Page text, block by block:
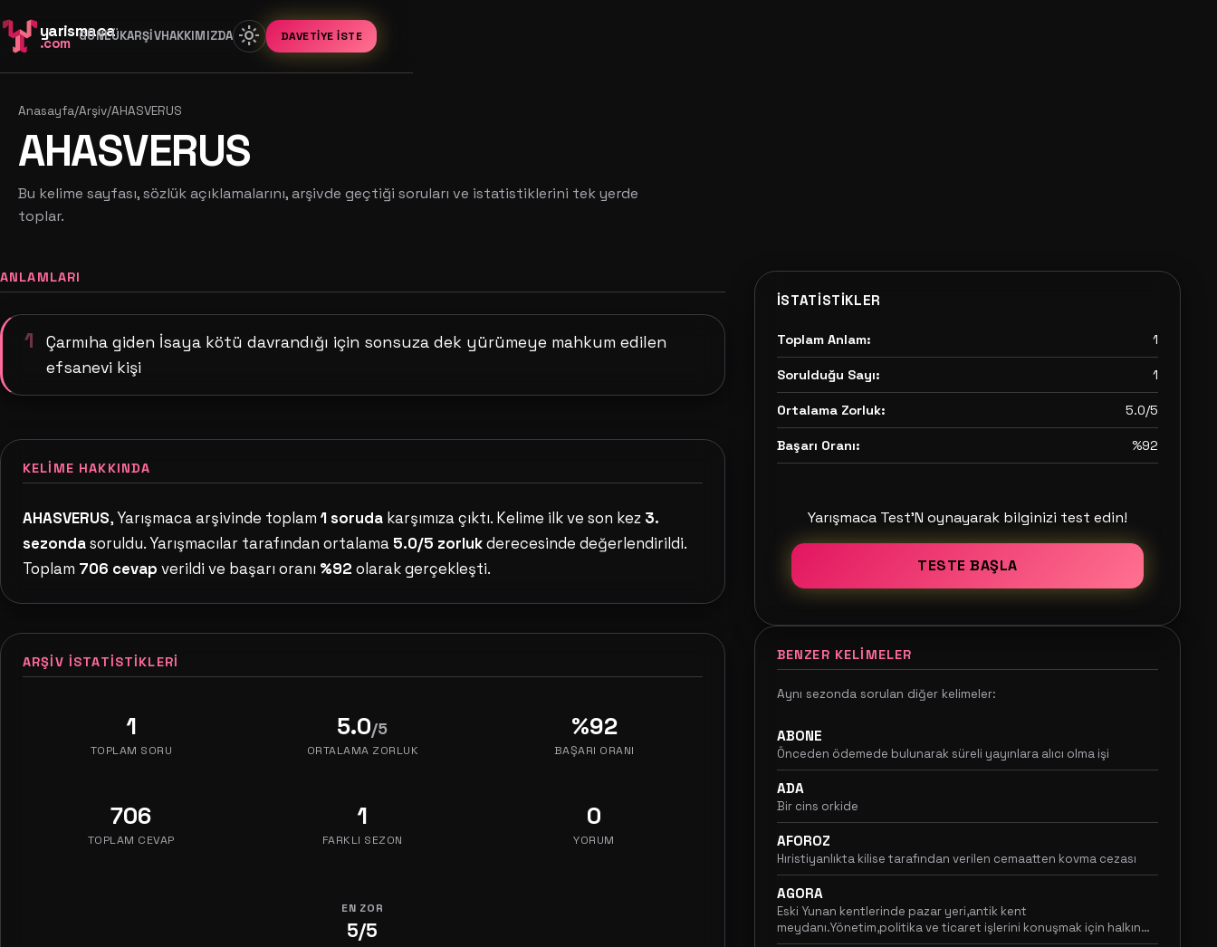
yarismaca
.com GÜNLÜKARŞIVHAKKIMIZDA light_mode DAVETIYE İSTE
Anasayfa/Arşiv/AHASVERUS
AHASVERUS
Bu kelime sayfası, sözlük açıklamalarını, arşivde geçtiği soruları ve istatistiklerini tek yerde
toplar.
ANLAMLARI
1
Çarmıha giden İsaya kötü davrandığı için sonsuza dek yürümeye mahkum edilen
efsanevi kişi
KELIME HAKKINDA
AHASVERUS, Yarışmaca arşivinde toplam 1 soruda karşımıza çıktı. Kelime ilk ve son kez 3.
sezondasoruldu. Yarışmacılar tarafından ortalama 5.0/5 zorlukderecesinde değerlendirildi.
Toplam 706 cevap verildi ve başarı oranı %92 olarak gerçekleşti.
ARŞIV İSTATISTIKLERI
1
TOPLAM SORU
5.0/5
ORTALAMA ZORLUK
%92
BAŞARI ORANI
706
TOPLAM CEVAP
1
FARKLI SEZON
0
YORUM
EN ZOR
5/5
İSTATISTIKLER
Toplam Anlam: 1
Sorulduğu Sayı: 1
Ortalama Zorluk: 5.0/5
Başarı Oranı: %92
Yarışmaca Test'N oynayarak bilginizi test edin!
TESTE BAŞLA
BENZER KELIMELER
Aynı sezonda sorulan diğer kelimeler:
ABONE
Önceden ödemede bulunarak süreli yayınlara alıcı olma işi
ADA
Bir cins orkide
AFOROZ
Hıristiyanlıkta kilise tarafından verilen cemaatten kovma cezası
AGORA
Eski Yunan kentlerinde pazar yeri,antik kent
meydanı.Yönetim,politika ve ticaret işlerini konuşmak için halkın
toplandığı alan